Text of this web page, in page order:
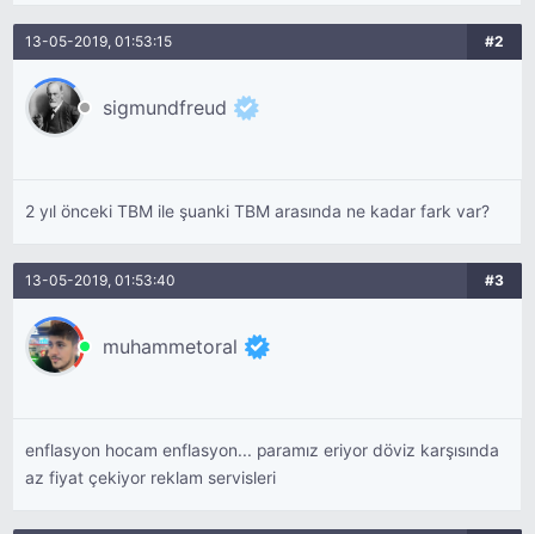
13-05-2019, 01:53:15 #2
sigmundfreud
2 yıl önceki TBM ile şuanki TBM arasında ne kadar fark var?
13-05-2019, 01:53:40 #3
muhammetoral
enflasyon hocam enflasyon... paramız eriyor döviz karşısında
az fiyat çekiyor reklam servisleri